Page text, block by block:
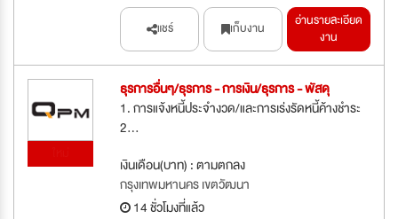
แชร์ เก็บงาน
อ่านรายละเอียด
งาน
ธุรการอื่นๆ/ธุรการ - การเงิน/ธุรการ - พัสดุ
1. การแจ้งหนี้ประจำงวด/และการเร่งรัดหนี้ค้างชำระ
2...
เงินเดือน(บาท) : ตามตกลง
กรุงเทพมหานคร เขตวัฒนา
14 ชั่วโมงที่แล้ว